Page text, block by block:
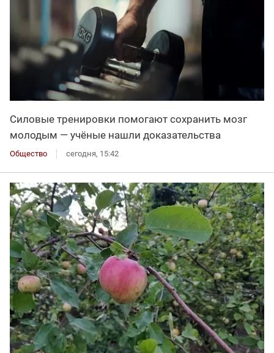
Силовые тренировки помогают сохранить мозг
молодым — учёные нашли доказательства
Общество сегодня, 15:42